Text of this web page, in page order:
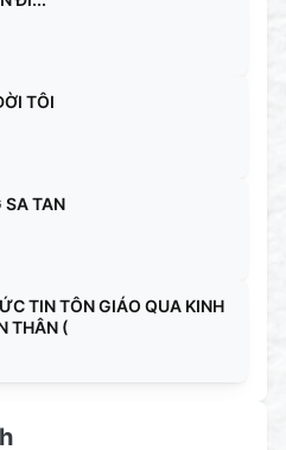
TÔI
SA TAN
TIN TÔN GIÁO QUA KINH
THÂN (